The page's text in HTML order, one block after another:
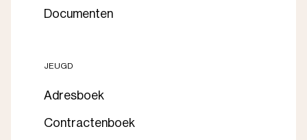
Documenten
JEUGD
Adresboek
Contractenboek